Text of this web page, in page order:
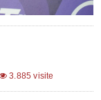
3.885 visite